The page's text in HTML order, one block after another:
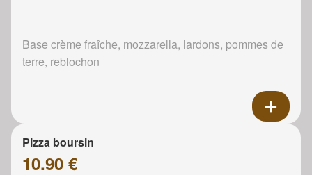
Base crème fraîche, mozzarella, lardons, pommes de
terre, reblochon
Pizza boursin
10.90 €